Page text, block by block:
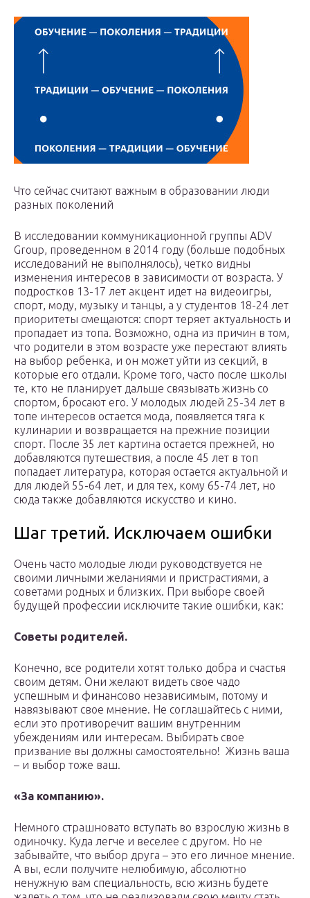
Что сейчас считают важным в образовании люди
разных поколений
В исследовании коммуникационной группы ADV
Group, проведенном в 2014 году (больше подобных
исследований не выполнялось), четко видны
изменения интересов в зависимости от возраста. У
подростков 13-17 лет акцент идет на видеоигры,
спорт, моду, музыку и танцы, а у студентов 18-24 лет
приоритеты смещаются: спорт теряет актуальность и
пропадает из топа. Возможно, одна из причин в том,
что родители в этом возрасте уже перестают влиять
на выбор ребенка, и он может уйти из секций, в
которые его отдали. Кроме того, часто после школы
те, кто не планирует дальше связывать жизнь со
спортом, бросают его. У молодых людей 25-34 лет в
топе интересов остается мода, появляется тяга к
кулинарии и возвращается на прежние позиции
спорт. После 35 лет картина остается прежней, но
добавляются путешествия, а после 45 лет в топ
попадает литература, которая остается актуальной и
для людей 55-64 лет, и для тех, кому 65-74 лет, но
сюда также добавляются искусство и кино.
Шаг третий. Исключаем ошибки
Очень часто молодые люди руководствуется не
своими личными желаниями и пристрастиями, а
советами родных и близких. При выборе своей
будущей профессии исключите такие ошибки, как:
Советы родителей.
Конечно, все родители хотят только добра и счастья
своим детям. Они желают видеть свое чадо
успешным и финансово независимым, потому и
навязывают свое мнение. Не соглашайтесь с ними,
если это противоречит вашим внутренним
убеждениям или интересам. Выбирать свое
призвание вы должны самостоятельно! Жизнь ваша
– и выбор тоже ваш.
«За компанию».
Немного страшновато вступать во взрослую жизнь в
одиночку. Куда легче и веселее с другом. Но не
забывайте, что выбор друга – это его личное мнение.
А вы, если получите нелюбимую, абсолютно
ненужную вам специальность, всю жизнь будете